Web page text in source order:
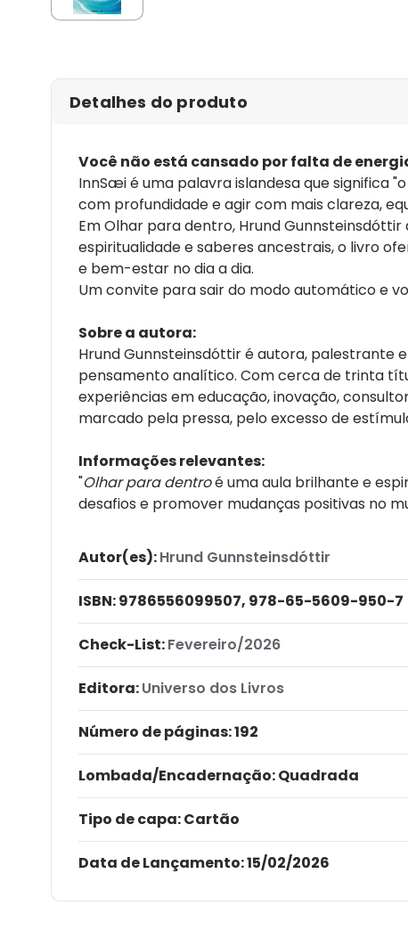
Detalhes do produto
Você não está cansado por falta de
InnSæi é uma palavra islandesa que significa
com profundidade e agir com mais clareza,
Em Olhar para dentro, Hrund
espiritualidade e saberes ancestrais, o livro
e bem-estar no dia a dia.
Um convite para sair do modo automático e
Sobre a autora:
Hrund Gunnsteinsdóttir é autora, palestrante
pensamento analítico. Com cerca de trinta
experiências em educação, inovação,
marcado pela pressa, pelo excesso de
Informações relevantes:
"Olhar para dentroé uma aula brilhante e
desafios e promover mudanças positivas no
Autor(es):Hrund Gunnsteinsdóttir
ISBN:9786556099507, 978-65-5609-950-7
Check-List:Fevereiro/2026
Editora:Universo dos Livros
Número de páginas: 192
Lombada/Encadernação: Quadrada
Tipo de capa:Cartão
Data de Lançamento:15/02/2026